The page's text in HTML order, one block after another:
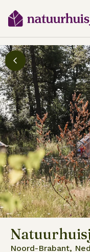
Noord-Brabant,